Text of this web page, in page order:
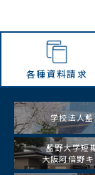
各種資料請求
学校法人
藍野大学短
大阪阿倍野